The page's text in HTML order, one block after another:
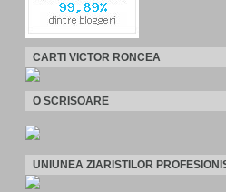
CARTI VICTOR RONCEA
O SCRISOARE
UNIUNEA ZIARISTILOR